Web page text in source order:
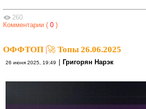
260
Комментарии ( 0 )
ОФФТОП |🚀 Топы 26.06.2025
26 июня 2025, 19:49 | Григорян Нарэк